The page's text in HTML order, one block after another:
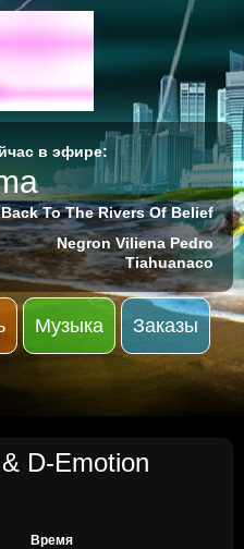
в эфире:
Back To The Rivers Of Belief
Negron Viliena Pedro
Tiahuanaco
Музыка Заказы
D-Emotion
Время